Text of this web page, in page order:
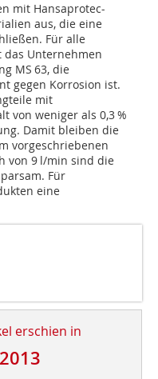
mit Hansaprotec-
aus, die eine
Für alle
Unternehmen
MS 63, die
gegen Korrosion ist.
mit
von weniger als 0,3 %
Damit bleiben die
vorgeschriebenen
von 9 l/min sind die
Für
eine
erschien in